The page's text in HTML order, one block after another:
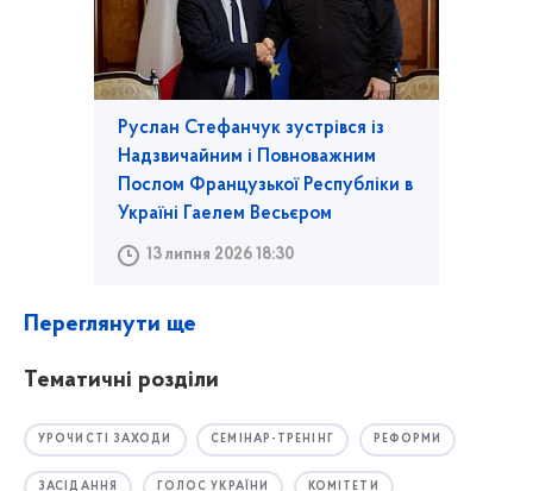
Руслан Стефанчук зустрівся із
Надзвичайним і Повноважним
Послом Французької Республіки в
Україні Гаелем Весьєром
13 липня 2026 18:30
Переглянути ще
Тематичні розділи
УРОЧИСТІ ЗАХОДИ СЕМІНАР-ТРЕНІНГ РЕФОРМИ
ЗАСІДАННЯ ГОЛОС УКРАЇНИ КОМІТЕТИ